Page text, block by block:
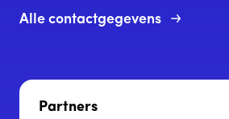
Alle contactgegevens
Partners